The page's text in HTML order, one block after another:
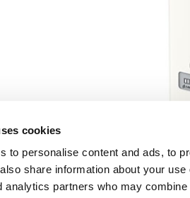
cookies
to personalise content and ads, to
share information about your
analytics partners who may